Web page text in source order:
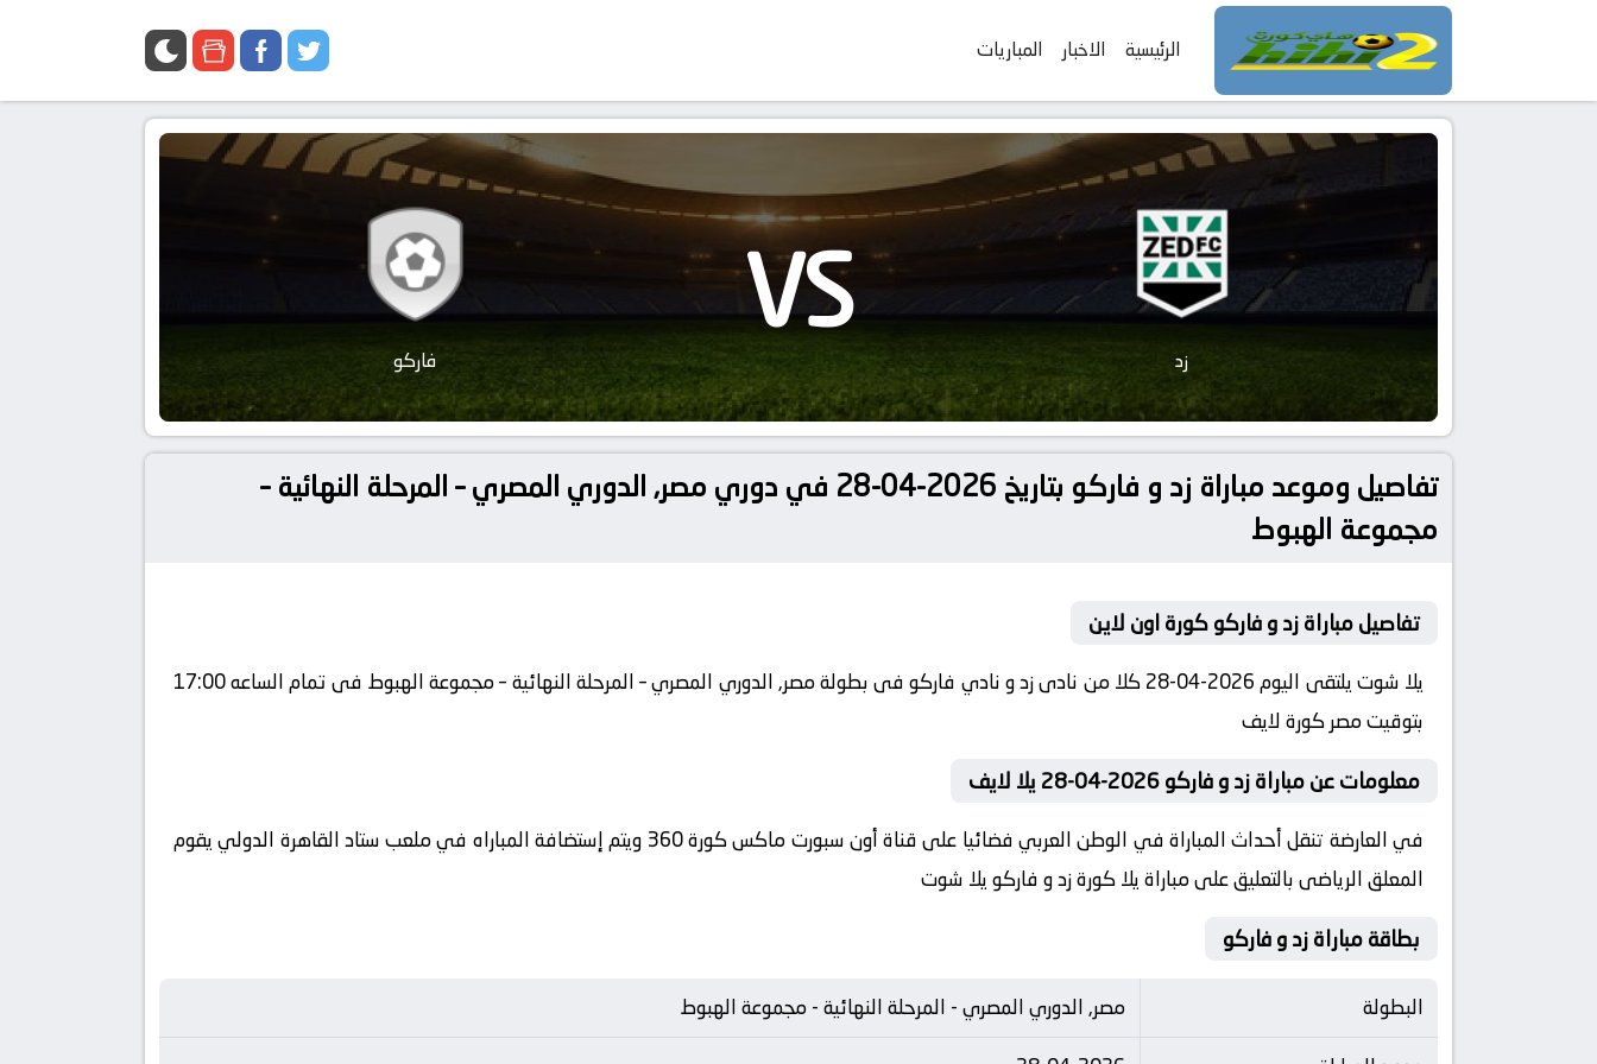
الرئيسية الاخبار المباريات
زد VS فاركو
تفاصيل وموعد مباراة زد و فاركو بتاريخ 2026-04-28 في دوري مصر, الدوري المصري – المرحلة النهائية –
مجموعة الهبوط
تفاصيل مباراة زد و فاركو كورة اون لاين
يلا شوت يلتقى اليوم 2026-04-28 كلا من نادى زد و نادي فاركو فى بطولة مصر, الدوري المصري – المرحلة النهائية – مجموعة الهبوط فى تمام الساعه 17:00
بتوقيت مصر كورة لايف
معلومات عن مباراة زد و فاركو 2026-04-28 يلا لايف
في العارضة تنقل أحداث المباراة في الوطن العربي فضائيا على قناة أون سبورت ماكس كورة 360 ويتم إستضافة المباراه في ملعب ستاد القاهرة الدولي يقوم
المعلق الرياضى بالتعليق على مباراة يلا كورة زد و فاركو يلا شوت
بطاقة مباراة زد و فاركو
البطولة
مصر, الدوري المصري - المرحلة النهائية - مجموعة الهبوط